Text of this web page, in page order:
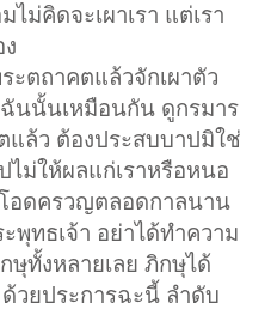
ม่คิดจะเผาเรา แต่เรา
ะตถาคตแล้วจักเผาตัว
ฉันนั้นเหมือนกัน ดูกรมาร
แล้ว ต้องประสบบาปมิใช่
ม่ให้ผลแก่เราหรือหนอ
อดครวญตลอดกาลนาน
พุทธเจ้า อย่าได้ทำความ
ษุทั้งหลายเลย ภิกษุได้
วยประการฉะนี้ ลำดับ